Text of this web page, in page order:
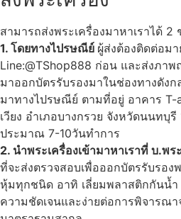
สามารถส่งพระเครื่องมาหาเราได้ 2
1. โดยทางไปรษณีย์ ผู้ส่งต้องติดต่อม
Line:@TShop888 ก่อน และส่งภาพ
มาออกบัตรรับรองมาในช่องทางดังก
มาทางไปรษณีย์ ตามที่อยู่ อาคาร T-
เวียง อำเภอบางกรวย จังหวัดนนทบุรี
ประมาณ 7-10วันทำการ
2. นำพระเครื่องเข้ามาหาเราที่ บ.พร
ที่จะส่งตรวจสอบเพื่อออกบัตรรับรอง
หุ้มทุกชนิด อาทิ เลี่ยมพลาสติกกันน้ำ
ความชัดเจนและง่ายต่อการพิจารณ